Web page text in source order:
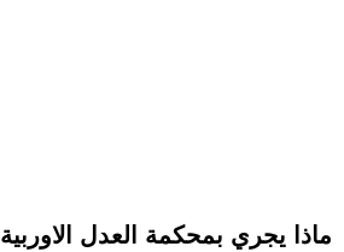
ماذا يجري بمحكمة العدل الاوربية